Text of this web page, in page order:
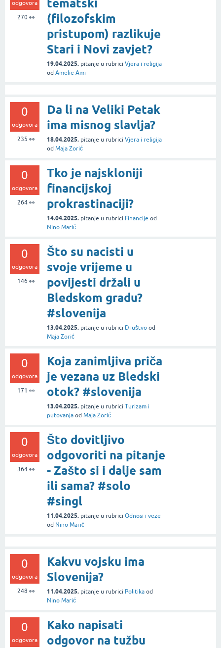
odgovora
270👀
tematski
(filozofskim
pristupom) razlikuje
Stari i Novi zavjet?
19.04.2025. pitanje u rubrici Vjera i religija
od Amelie Ami
0
odgovora
235 👀
Da li na Veliki Petak
ima misnog slavlja?
18.04.2025. pitanje u rubrici Vjera i religija
od Maja Zorić
0
odgovora
264👀
Tko je najskloniji
financijskoj
prokrastinaciji?
14.04.2025. pitanje u rubrici Financije od
Nino Marić
0
odgovora
146 👀
Što su nacisti u
svoje vrijeme u
povijesti držali u
Bledskom gradu?
#slovenija
13.04.2025. pitanje u rubrici Društvo od
Maja Zorić
0
odgovora
171 👀
Koja zanimljiva priča
je vezana uz Bledski
otok? #slovenija
13.04.2025. pitanje u rubrici Turizam i
putovanja od Maja Zorić
0
odgovora
364👀
Što dovitljivo
odgovoriti na pitanje
- Zašto si i dalje sam
ili sama? #solo
#singl
11.04.2025. pitanje u rubrici Odnosi i veze
od Nino Marić
0
odgovora
248 👀
Kakvu vojsku ima
Slovenija?
11.04.2025. pitanje u rubrici Politika od
Nino Marić
0
odgovora
Kako napisati
odgovor na tužbu